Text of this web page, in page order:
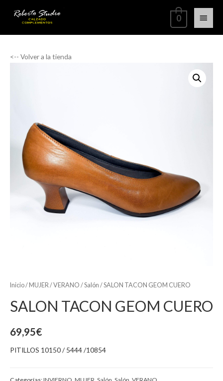
0
<-- Volver a la tienda
Inicio/ MUJER /VERANO /Salón / SALON TACON GEOM CUERO
SALON TACON GEOM CUERO
69,95€
PITILLOS 10150 / 5444 /10854